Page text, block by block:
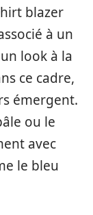
blazer
à un
look à la
ce cadre,
émergent.
ou le
avec
le bleu